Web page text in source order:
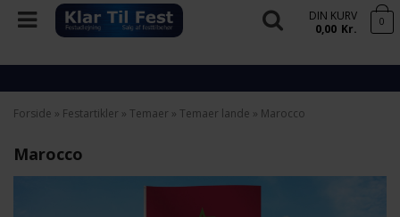
DIN KURV
0,00 Kr. 0
Forside » Festartikler » Temaer » Temaer lande » Marocco
Marocco